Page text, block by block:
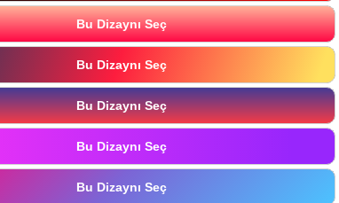
Bu Dizaynı Seç
Bu Dizaynı Seç
Bu Dizaynı Seç
Bu Dizaynı Seç
Bu Dizaynı Seç